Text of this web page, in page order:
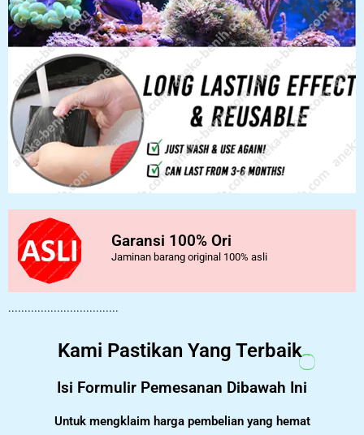
Garansi 100% Ori
Jaminan barang original 100% asli
..................................
Kami Pastikan Yang Terbaik
Isi Formulir Pemesanan Dibawah Ini
Untuk mengklaim harga pembelian yang hemat